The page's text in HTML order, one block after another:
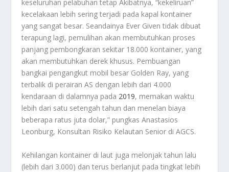
keseluruhan pelabuhan tetap Akibatnya, “kekeliruan”
kecelakaan lebih sering terjadi pada kapal kontainer
yang sangat besar. Seandainya Ever Given tidak dibuat
terapung lagi, pemulihan akan membutuhkan proses
panjang pembongkaran sekitar 18.000 kontainer, yang
akan membutuhkan derek khusus. Pembuangan
bangkai pengangkut mobil besar Golden Ray, yang
terbalik di perairan AS dengan lebih dari 4.000
kendaraan di dalamnya pada 2019, memakan waktu
lebih dari satu setengah tahun dan menelan biaya
beberapa ratus juta dolar,” pungkas Anastasios
Leonburg, Konsultan Risiko Kelautan Senior di AGCS.
Kehilangan kontainer di laut juga melonjak tahun lalu
(lebih dari 3.000) dan terus berlanjut pada tingkat lebih